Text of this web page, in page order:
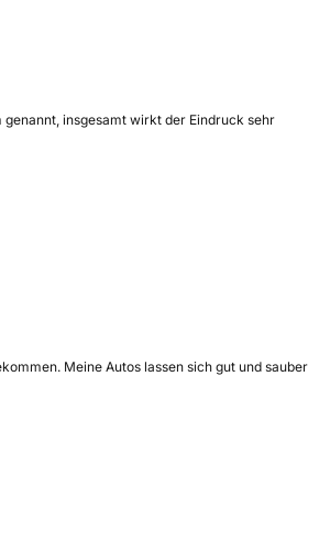
insgesamt wirkt der Eindruck sehr
Meine Autos lassen sich gut und sauber